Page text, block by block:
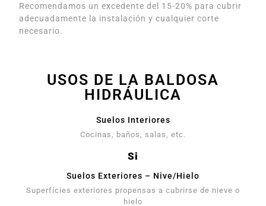
Recomendamos un excedente del 15-20% para cubrir
adecuadamente la instalación y cualquier corte
necesario.
USOS DE LA BALDOSA
HIDRÁULICA
Suelos Interiores
Cocinas, baños, salas, etc.
Si
Suelos Exteriores – Nive/Hielo
Superfícies exteriores propensas a cubrirse de nieve o
hielo